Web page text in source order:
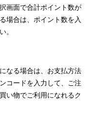
画面で合計ポイント数が
場合は、ポイント数を入
。
なる場合は、お支払方法
コードを入力して、ご注
い物でご利用になれるク